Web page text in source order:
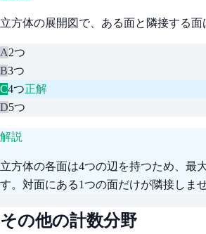
立方体の展開図で、ある面と隣接する面
A2つ
B3つ
C4つ正解
D5つ
解説
立方体の各面は4つの辺を持つため、最
す。対面にある1つの面だけが隣接しませ
その他の計数分野